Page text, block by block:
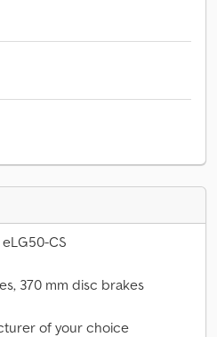
CS
370 mm disc brakes
of your choice